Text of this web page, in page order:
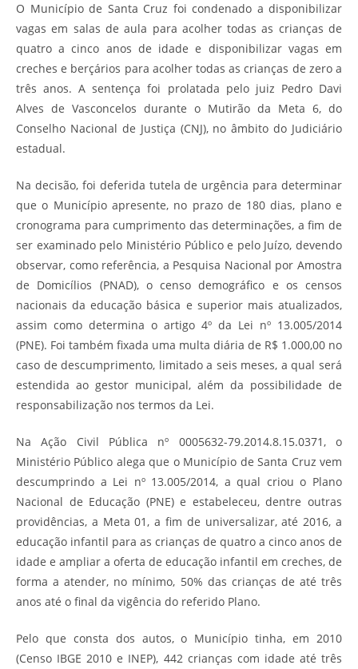
O Município de Santa Cruz foi condenado a disponibilizar
vagas em salas de aula para acolher todas as crianças de
quatro a cinco anos de idade e disponibilizar vagas em
creches e berçários para acolher todas as crianças de zero a
três anos. A sentença foi prolatada pelo juiz Pedro Davi
Alves de Vasconcelos durante o Mutirão da Meta 6, do
Conselho Nacional de Justiça (CNJ), no âmbito do Judiciário
estadual.
Na decisão, foi deferida tutela de urgência para determinar
que o Município apresente, no prazo de 180 dias, plano e
cronograma para cumprimento das determinações, a fim de
ser examinado pelo Ministério Público e pelo Juízo, devendo
observar, como referência, a Pesquisa Nacional por Amostra
de Domicílios (PNAD), o censo demográfico e os censos
nacionais da educação básica e superior mais atualizados,
assim como determina o artigo 4º da Lei nº 13.005/2014
(PNE). Foi também fixada uma multa diária de R$ 1.000,00 no
caso de descumprimento, limitado a seis meses, a qual será
estendida ao gestor municipal, além da possibilidade de
responsabilização nos termos da Lei.
Na Ação Civil Pública nº 0005632-79.2014.8.15.0371, o
Ministério Público alega que o Município de Santa Cruz vem
descumprindo a Lei nº 13.005/2014, a qual criou o Plano
Nacional de Educação (PNE) e estabeleceu, dentre outras
providências, a Meta 01, a fim de universalizar, até 2016, a
educação infantil para as crianças de quatro a cinco anos de
idade e ampliar a oferta de educação infantil em creches, de
forma a atender, no mínimo, 50% das crianças de até três
anos até o final da vigência do referido Plano.
Pelo que consta dos autos, o Município tinha, em 2010
(Censo IBGE 2010 e INEP), 442 crianças com idade até três